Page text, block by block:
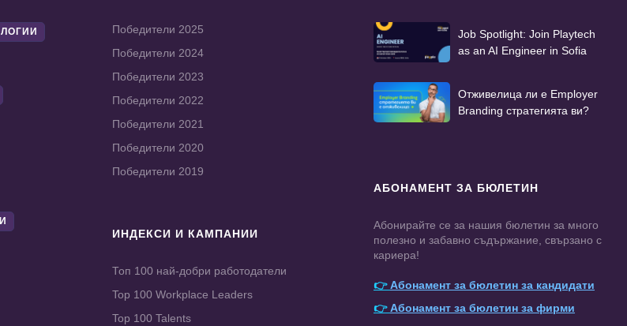
Победители 2025
Победители 2024
Победители 2023
Победители 2022
Победители 2021
Победители 2020
Победители 2019
ИНДЕКСИ И КАМПАНИИ
Топ 100 най-добри работодатели
Top 100 Workplace Leaders
Top 100 Talents
Job Spotlight: Join Playtech
as an AI Engineer in Sofia
Отживелица ли е Employer
Branding стратегията ви?
АБОНАМЕНТ ЗА БЮЛЕТИН
Абонирайте се за нашия бюлетин за много
полезно и забавно съдържание, свързано с
кариера!
👉Абонамент за бюлетин за кандидати
👉Абонамент за бюлетин за фирми